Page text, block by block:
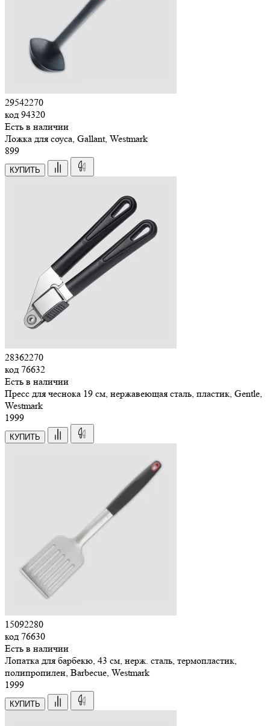
29542270
код 94320
Есть в наличии
Ложка для соуса, Gallant, Westmark
899
КУПИТЬ
28362270
код 76632
Есть в наличии
Пресс для чеснока 19 см, нержавеющая сталь, пластик, Gentle,
Westmark
1999
КУПИТЬ
15092280
код 76630
Есть в наличии
Лопатка для барбекю, 43 см, нерж. сталь, термопластик,
полипропилен, Barbecue, Westmark
1999
КУПИТЬ